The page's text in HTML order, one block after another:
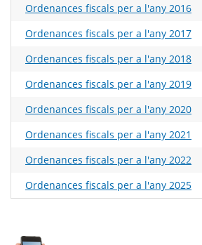
Ordenances fiscals per a l'any 2016
Ordenances fiscals per a l'any 2017
Ordenances fiscals per a l'any 2018
Ordenances fiscals per a l'any 2019
Ordenances fiscals per a l'any 2020
Ordenances fiscals per a l'any 2021
Ordenances fiscals per a l'any 2022
Ordenances fiscals per a l'any 2025